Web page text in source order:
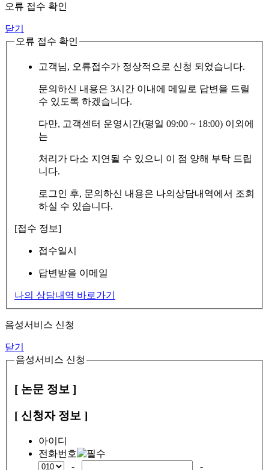
오류 접수 확인
닫기
오류 접수 확인
고객님, 오류접수가 정상적으로 신청 되었습니다.
문의하신 내용은 3시간 이내에 메일로 답변을 드릴
수 있도록 하겠습니다.
다만, 고객센터 운영시간(평일 09:00 ~ 18:00) 이외에
는
처리가 다소 지연될 수 있으니 이 점 양해 부탁 드립
니다.
로그인 후, 문의하신 내용은 나의상담내역에서 조회
하실 수 있습니다.
[접수 정보]
접수일시
답변받을 이메일
나의 상담내역 바로가기
음성서비스 신청
닫기
음성서비스 신청
[ 논문 정보 ]
[ 신청자 정보 ]
아이디
전화번호
-
-